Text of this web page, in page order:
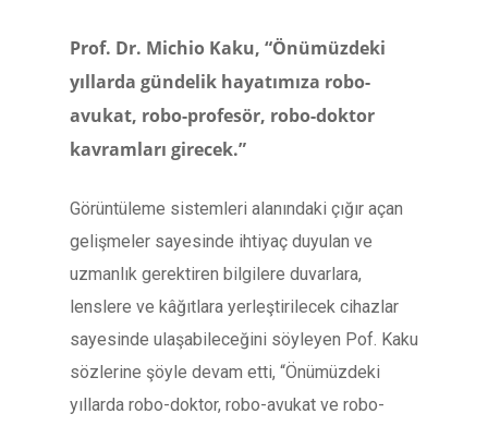
Prof. Dr. Michio Kaku, “Önümüzdeki
yıllarda gündelik hayatımıza robo-
avukat, robo-profesör, robo-doktor
kavramları girecek.”
Görüntüleme sistemleri alanındaki çığır açan
gelişmeler sayesinde ihtiyaç duyulan ve
uzmanlık gerektiren bilgilere duvarlara,
lenslere ve kâğıtlara yerleştirilecek cihazlar
sayesinde ulaşabileceğini söyleyen Pof. Kaku
sözlerine şöyle devam etti, “Önümüzdeki
yıllarda robo-doktor, robo-avukat ve robo-